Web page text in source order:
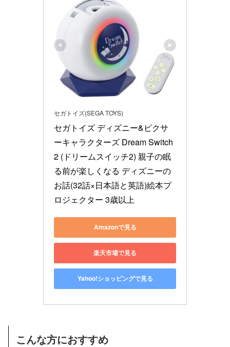
セガトイズ(SEGA TOYS)
セガトイズ ディズニー&ピクサ
ーキャラクターズ Dream Switch
2 (ドリームスイッチ2) 親子の眠
る前が楽しくなる ディズニーの
お話(32話×日本語と英語)絵本プ
ロジェクター 3歳以上
Amazonで見る
楽天市場で見る
Yahoo!ショッピングで見る
こんな方におすすめ